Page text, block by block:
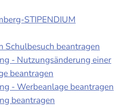
STIPENDIUM
Schulbesuch beantragen
- Nutzungsänderung einer
beantragen
- Werbeanlage beantragen
beantragen